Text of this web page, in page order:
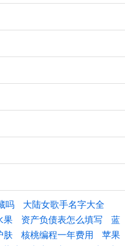
吗
大陆女歌手名字大全
果 资产负债表怎么填写
蓝
肤 核桃编程一年费用
苹果